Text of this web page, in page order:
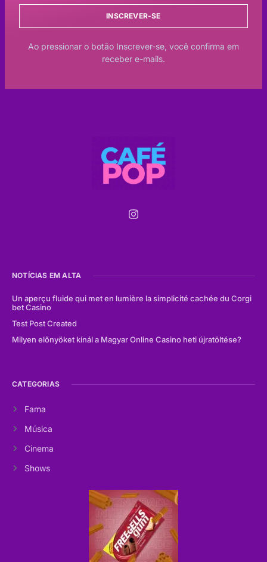
INSCREVER-SE
Ao pressionar o botão Inscrever-se, você confirma em
receber e-mails.
NOTÍCIAS EM ALTA
Un aperçu fluide qui met en lumière la simplicité cachée du Corgi
bet Casino
Test Post Created
Milyen előnyöket kínál a Magyar Online Casino heti újratöltése?
CATEGORIAS
Fama
Música
Cinema
Shows